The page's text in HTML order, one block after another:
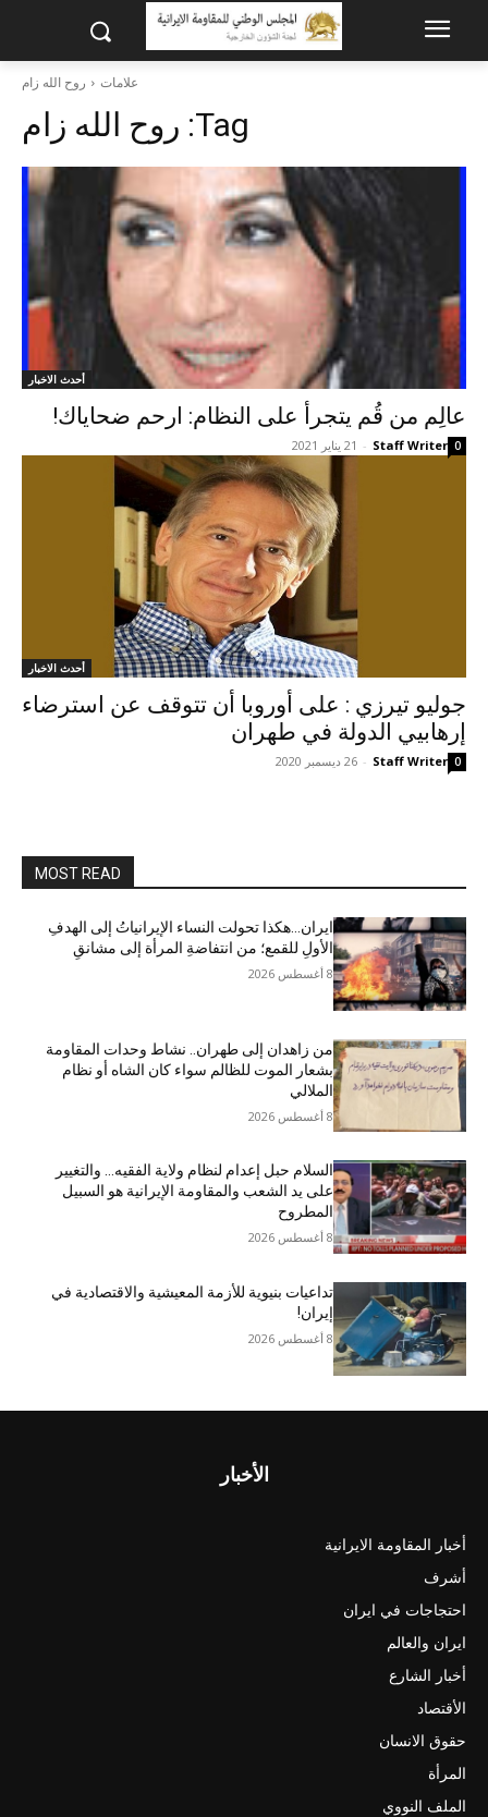
علامات روح الله زام
Tag: روح الله زام
أحدث الاخبار
عالِم من قُم يتجرأ على النظام: ارحم ضحاياك!
Staff Writer
- 21 يناير 2021 0
أحدث الاخبار
جوليو تيرزي : علی أوروبا أن تتوقف عن استرضاء
إرهابيي الدولة في طهران
Staff Writer
- 26 ديسمبر 2020 0
MOST READ
ایران…هکذا تحولت النساء الإيرانياتُ إلى الهدفِ
الأولِ للقمع؛ من انتفاضةِ المرأة إلى مشانقِ
8 أغسطس 2026
من زاهدان إلى طهران.. نشاط وحدات المقاومة
بشعار الموت للظالم سواء كان الشاه أو نظام
الملالي
8 أغسطس 2026
السلام حبل إعدام لنظام ولاية الفقيه… والتغيير
على يد الشعب والمقاومة الإيرانية هو السبيل
المطروح
8 أغسطس 2026
تداعيات بنيوية للأزمة المعيشية والاقتصادية في
إيران!
8 أغسطس 2026
الأخبار
أخبار المقاومة الايرانية
أشرف
احتجاجات في ايران
ايران والعالم
أخبار الشارع
الأقتصاد
حقوق الانسان
المرأة
الملف النووي